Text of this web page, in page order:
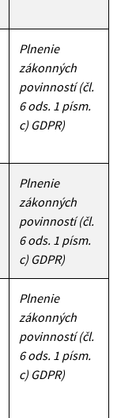
Plnenie
zákonných
povinností (čl.
6 ods. 1 písm.
c) GDPR)
Plnenie
zákonných
povinností (čl.
6 ods. 1 písm.
c) GDPR)
Plnenie
zákonných
povinností (čl.
6 ods. 1 písm.
c) GDPR)